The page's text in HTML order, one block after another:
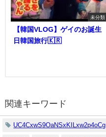
未分類
【韓国VLOG】ゲイのお誕生
日韓国旅行🇰🇷
関連キーワード
UC4CxwS9OaNSxKILxw2p4oCg